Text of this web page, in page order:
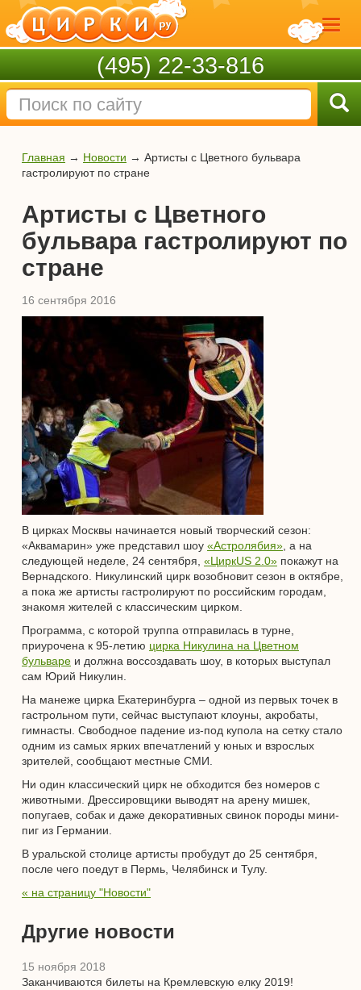
(495) 22-33-816
Главная → Новости → Артисты с Цветного бульвара
гастролируют по стране
Артисты с Цветного
бульвара гастролируют по
стране
16 сентября 2016
В цирках Москвы начинается новый творческий сезон:
«Аквамарин» уже представил шоу «Астролябия» , а на
следующей неделе, 24 сентября, «ЦиркUS 2.0» покажут на
Вернадского. Никулинский цирк возобновит сезон в октябре,
а пока же артисты гастролируют по российским городам,
знакомя жителей с классическим цирком.
Программа, с которой труппа отправилась в турне,
приурочена к 95-летию цирка Никулина на Цветном
бульваре и должна воссоздавать шоу, в которых выступал
сам Юрий Никулин.
На манеже цирка Екатеринбурга – одной из первых точек в
гастрольном пути, сейчас выступают клоуны, акробаты,
гимнасты. Свободное падение из-под купола на сетку стало
одним из самых ярких впечатлений у юных и взрослых
зрителей, сообщают местные СМИ.
Ни один классический цирк не обходится без номеров с
животными. Дрессировщики выводят на арену мишек,
попугаев, собак и даже декоративных свинок породы мини-
пиг из Германии.
В уральской столице артисты пробудут до 25 сентября,
после чего поедут в Пермь, Челябинск и Тулу.
« на страницу "Новости"
Другие новости
15 ноября 2018
Заканчиваются билеты на Кремлевскую елку 2019!